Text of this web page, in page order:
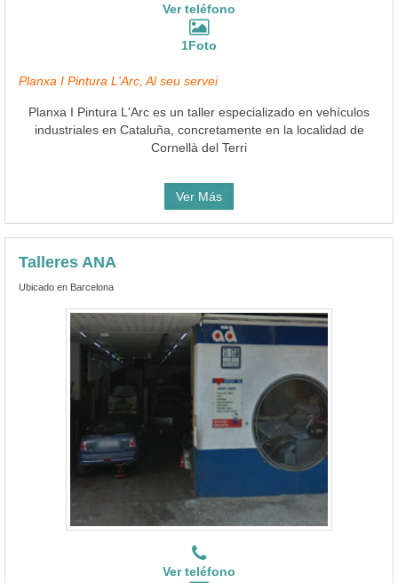
Ver teléfono
1Foto
Planxa I Pintura L'Arc, Al seu servei
Planxa I Pintura L'Arc es un taller especializado en vehículos
industriales en Cataluña, concretamente en la localidad de
Cornellà del Terri
Ver Más
Talleres ANA
Ubicado en Barcelona
Ver teléfono